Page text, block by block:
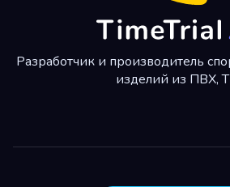
Разработчик и производитель
изделий из ПВХ,